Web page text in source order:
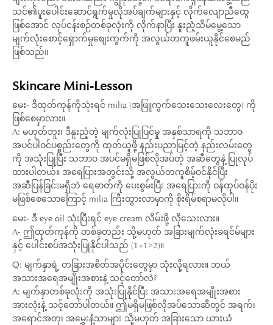
သင်၏ပူးပေါင်းဆောင်ရွက်မှုလိုအပ်ချက်များနှင့် လိုက်လျောညီထွေ
ဖြစ်အောင် လုပ်ငန်းစဉ်တစ်ခုလုံးကို လိုက်နာပြီး နူးညံ့သိမ်မွေ့သော
မျက်လုံးစောင့်ရှောက်မှုစျေးကွက်ကို အလွယ်တကူဖမ်းယူနိုင်စေမည်
ဖြစ်သည်။
Skincare Mini-Lesson
မေး- ဒီထုတ်ကုန်ကိုသုံးရင် milia (အဖြူကွက်သေးသေးလေးတွေ) ကို
ဖြစ်စေမှာလား။
A: မဟုတ်ဘူး၊ ဒီနူးညံ့တဲ့ မျက်လုံးပြုပြင်မှု အနှစ်သာရကို သဘာဝ
အပင်ပါဝင်ပစ္စည်းတွေကို ထုတ်ယူဖို့ နည်းပညာမြင့်တဲ့ နည်းလမ်းတွေ
ကို အသုံးပြုပြီး သဘာဝ အပင်မရှိမဖြစ်လိုအပ်တဲ့ အဆီတွေနဲ့ ပြုလုပ်
ထားပါတယ်။ အရေပြားအတွင်းသို့ အလွယ်တကူစိမ့်ဝင်နိုင်ပြီး
အဆီပြန်ခြင်းမရှိဘဲ ရေဓာတ်ကို ပေးစွမ်းပြီး အရေပြားကို ဝန်ထုပ်ဝန်ပိုး
မဖြစ်စေသောကြောင့် milia ကြီးထွားလာမှာကို စိုးရိမ်စရာမလိုပါ။
မေး- ဒီ eye oil သုံးပြီးရင် eye cream လိမ်းဖို့ လိုသေးလား။
A- ဤထုတ်ကုန်ကို တစ်ခုတည်း သို့မဟုတ် အခြားမျက်လုံးခရင်မ်များ
နှင့် ပေါင်းစပ်အသုံးပြုနိုင်ပါသည် (1+1>2)။
Q: မျက်နှာရဲ့ တခြားအစိတ်အပိုင်းတွေမှာ သုံးလို့ရလား။ ဘယ်
အသားအရေအမျိုးအစားနဲ့ သင့်တော်လဲ?
A: မျက်နှာတစ်ခုလုံးကို အသုံးပြုနိုင်ပြီး အသားအရေအမျိုးအစား
အားလုံးနဲ့ သင့်တော်ပါတယ်။ ဤမရှိမဖြစ်လိုအပ်သောဆီတွင် အရက်၊
အရောင်အတု၊ အမွှေးနံ့သာများ သို့မဟုတ် အခြားသော ယားယံ